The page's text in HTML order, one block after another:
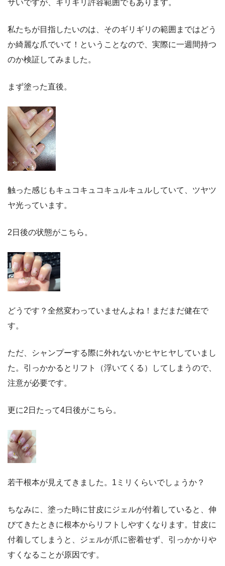
サいですが、ギリギリ許容範囲でもあります。
私たちが目指したいのは、そのギリギリの範囲まではどう
か綺麗な爪でいて！ということなので、実際に一週間持つ
のか検証してみました。
まず塗った直後。
触った感じもキュコキュコキュルキュルしていて、ツヤツ
ヤ光っています。
2日後の状態がこちら。
どうです？全然変わっていませんよね！まだまだ健在で
す。
ただ、シャンプーする際に外れないかヒヤヒヤしていまし
た。引っかかるとリフト（浮いてくる）してしまうので、
注意が必要です。
更に2日たって4日後がこちら。
若干根本が見えてきました。1ミリくらいでしょうか？
ちなみに、塗った時に甘皮にジェルが付着していると、伸
びてきたときに根本からリフトしやすくなります。甘皮に
付着してしまうと、ジェルが爪に密着せず、引っかかりや
すくなることが原因です。